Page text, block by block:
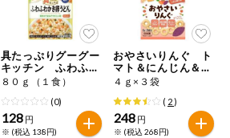
具たっぷりグーグー
キッチン ふわふわ
かき卵うどん
８０ｇ（１食）
(0)
128 円
※ (税込 138円)
おやさいりんぐ ト
マト＆にんじん＆さ
つまいも
４ｇ×３袋
( 2)
248 円
※ (税込 268円)